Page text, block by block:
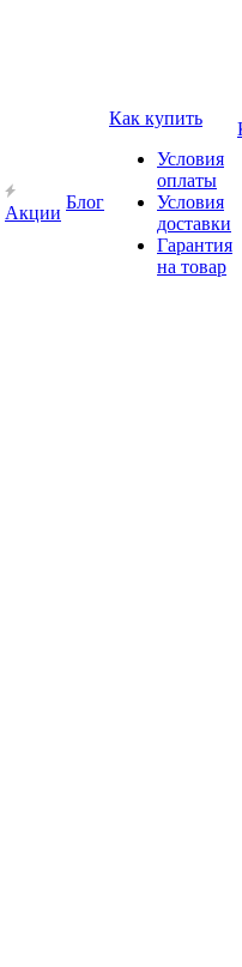
Акции
Блог
Как купить
Условия
оплаты
Условия
доставки
Гарантия
на товар